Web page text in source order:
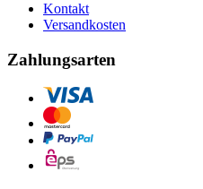
Kontakt
Versandkosten
Zahlungsarten